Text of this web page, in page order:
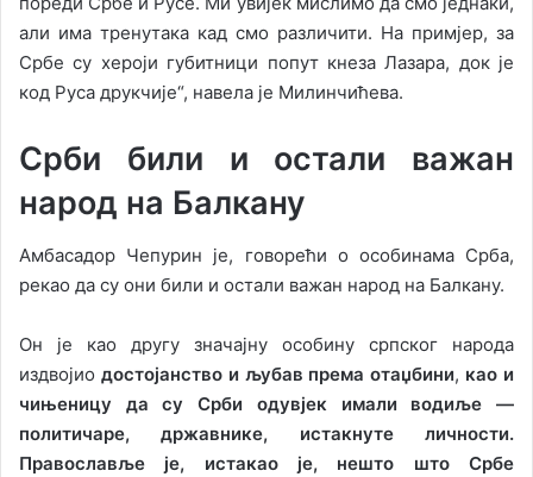
али има тренутака кад смо различити. На примјер, за
Србе су хероји губитници попут кнеза Лазара, док је
код Руса друкчије“, навела је Милинчићева.
Срби били и остали важан
народ на Балкану
Амбасадор Чепурин је, говорећи о особинама Срба,
рекао да су они били и остали важан народ на Балкану.
Он је као другу значајну особину српског народа
издвојио достојанство и љубав према отаџбини, као и
чињеницу да су Срби одувјек имали водиље —
политичаре, државнике, истакнуте личности.
Православље је, истакао је, нешто што Србе